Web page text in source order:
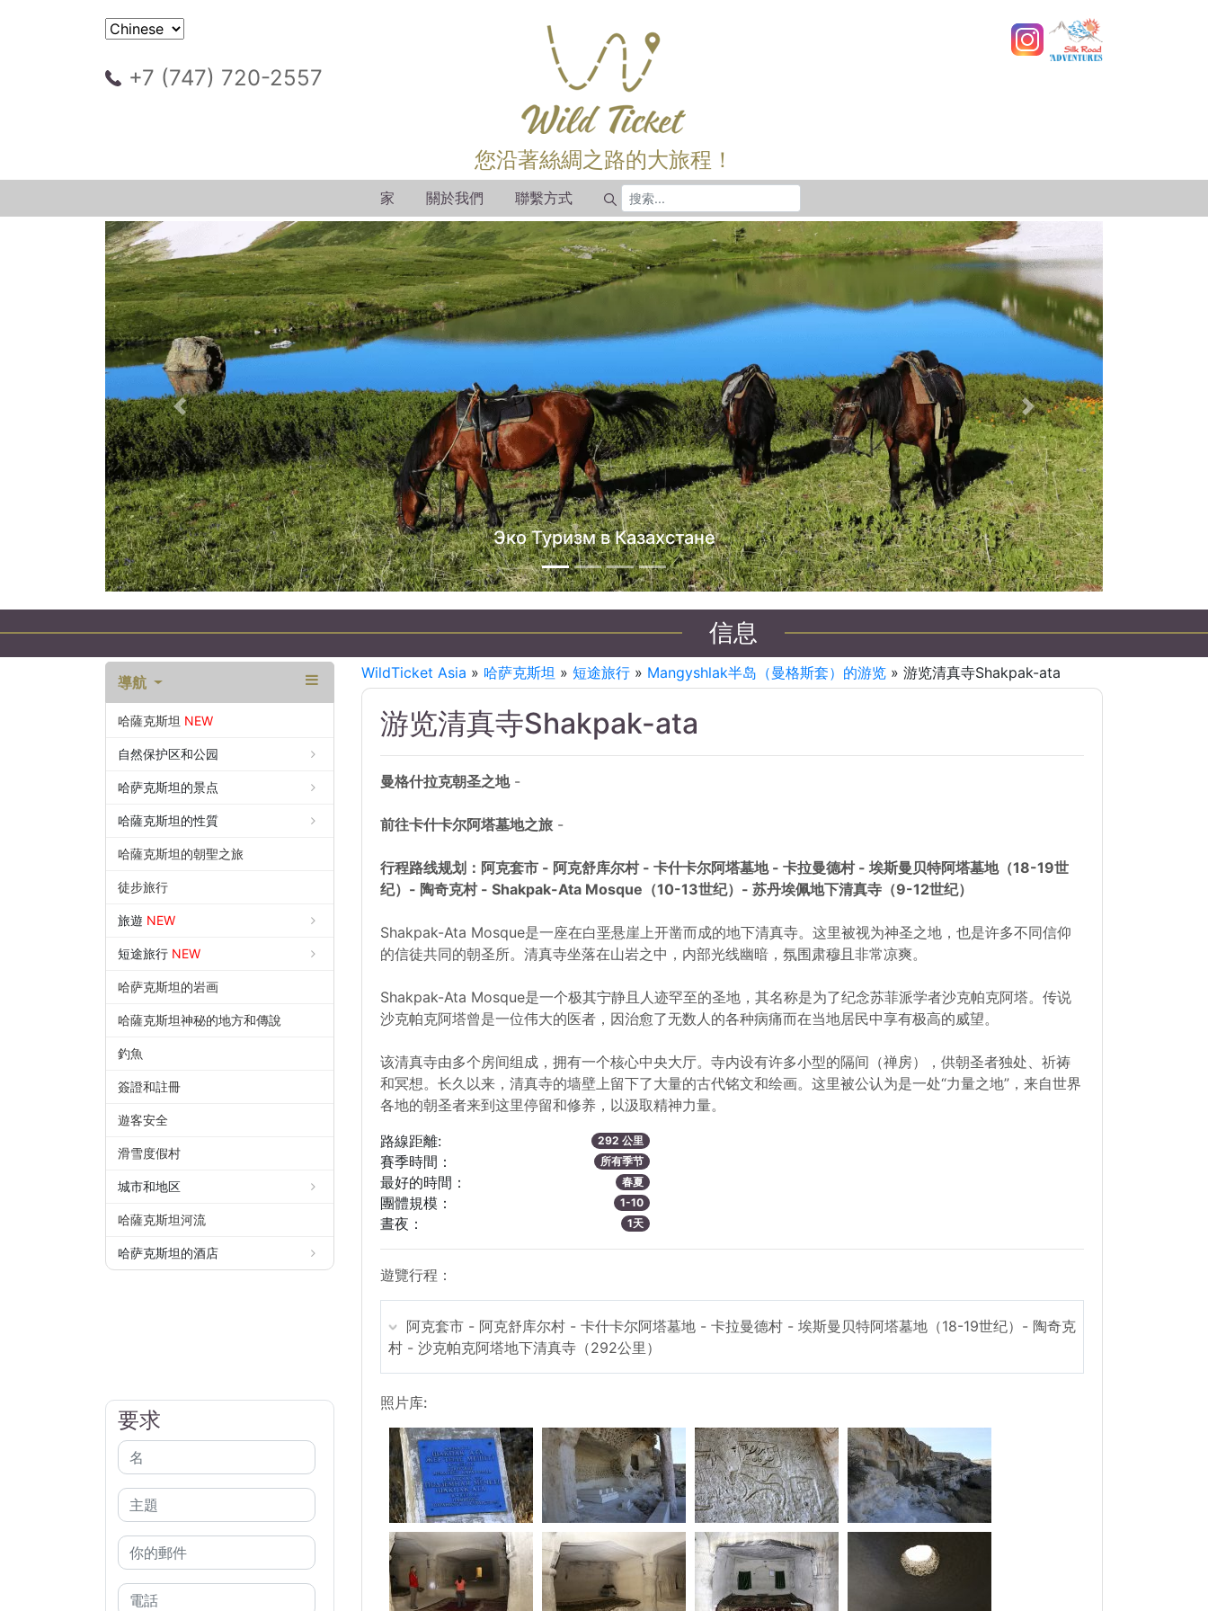
+7 (747) 720-2557
您沿著絲綢之路的大旅程！
家 關於我們 聯繫方式
哈萨克斯坦吉普车之旅
以前的 下一個
信息
導航
哈薩克斯坦 NEW
自然保护区和公园
哈萨克斯坦的景点
哈薩克斯坦的性質
哈薩克斯坦的朝聖之旅
徒步旅行
旅遊 NEW
短途旅行 NEW
哈萨克斯坦的岩画
哈薩克斯坦神秘的地方和傳說
釣魚
簽證和註冊
遊客安全
滑雪度假村
城市和地区
哈薩克斯坦河流
哈萨克斯坦的酒店
要求
WildTicket Asia » 哈萨克斯坦 » 短途旅行 » Mangyshlak半岛（曼格斯套）的游览 » 游览清真寺Shakpak-ata
游览清真寺Shakpak-ata
曼格什拉克朝圣之地-
前往卡什卡尔阿塔墓地之旅 -
行程路线规划：阿克套市 - 阿克舒库尔村 - 卡什卡尔阿塔墓地 - 卡拉曼德村 - 埃斯曼贝特阿塔墓地（18-19世
纪）- 陶奇克村 - Shakpak-Ata Mosque（10-13世纪）- 苏丹埃佩地下清真寺（9-12世纪）
Shakpak-Ata Mosque是一座在白垩悬崖上开凿而成的地下清真寺。这里被视为神圣之地，也是许多不同信仰
的信徒共同的朝圣所。清真寺坐落在山岩之中，内部光线幽暗，氛围肃穆且非常凉爽。
Shakpak-Ata Mosque是一个极其宁静且人迹罕至的圣地，其名称是为了纪念苏菲派学者沙克帕克阿塔。传说
沙克帕克阿塔曾是一位伟大的医者，因治愈了无数人的各种病痛而在当地居民中享有极高的威望。
该清真寺由多个房间组成，拥有一个核心中央大厅。寺内设有许多小型的隔间（禅房），供朝圣者独处、祈祷
和冥想。长久以来，清真寺的墙壁上留下了大量的古代铭文和绘画。这里被公认为是一处“力量之地”，来自世界
各地的朝圣者来到这里停留和修养，以汲取精神力量。
路線距離:
292 公里
賽季時間： 所有季节
最好的時間： 春夏
團體規模： 1-10
晝夜： 1天
遊覽行程：
阿克套市 - 阿克舒库尔村 - 卡什卡尔阿塔墓地 - 卡拉曼德村 - 埃斯曼贝特阿塔墓地（18-19世纪）- 陶奇克
村 - 沙克帕克阿塔地下清真寺（292公里）
照片库: